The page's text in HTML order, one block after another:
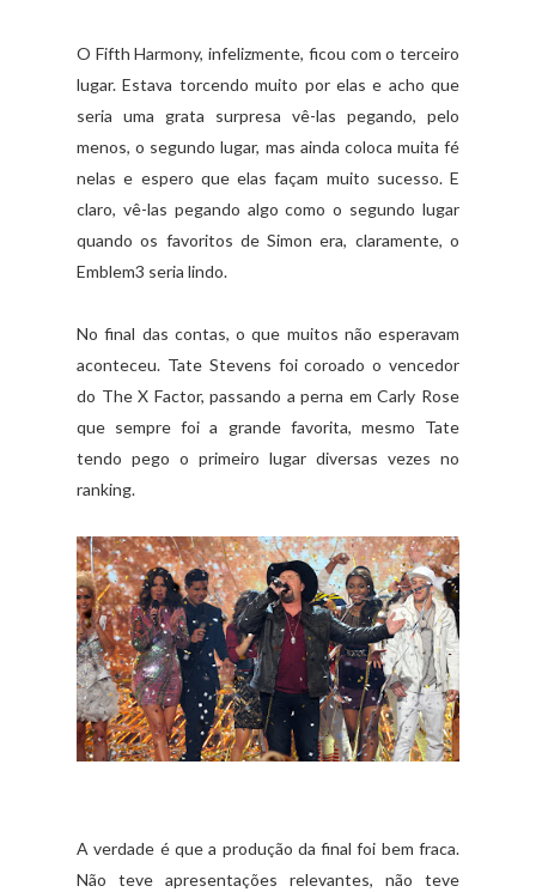
O Fifth Harmony, infelizmente, ficou com o terceiro
lugar. Estava torcendo muito por elas e acho que
seria uma grata surpresa vê-las pegando, pelo
menos, o segundo lugar, mas ainda coloca muita fé
nelas e espero que elas façam muito sucesso. E
claro, vê-las pegando algo como o segundo lugar
quando os favoritos de Simon era, claramente, o
Emblem3 seria lindo.
No final das contas, o que muitos não esperavam
aconteceu. Tate Stevens foi coroado o vencedor
do The X Factor, passando a perna em Carly Rose
que sempre foi a grande favorita, mesmo Tate
tendo pego o primeiro lugar diversas vezes no
ranking.
A verdade é que a produção da final foi bem fraca.
Não teve apresentações relevantes, não teve